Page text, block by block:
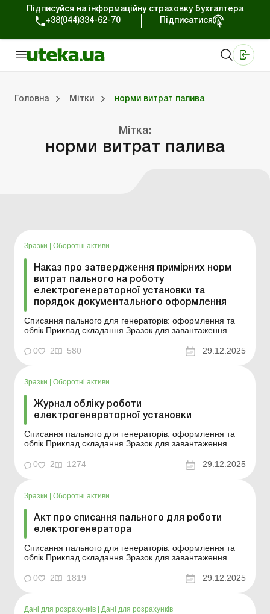
Підписуйся на інформаційну страховку бухгалтера
+38(044)334-62-70
Підписатися
Головна Мітки норми витрат палива
Мітка:
норми витрат палива
Зразки Оборотні активи
Наказ про затвердження примірних норм
витрат пального на роботу
електрогенераторної установки та
порядок документального оформлення
Списання пального для генераторів: оформлення та
облік Приклад складання Зразок для завантаження
0 2 580 29.12.2025
Зразки Оборотні активи
Журнал обліку роботи
електрогенераторної установки
Списання пального для генераторів: оформлення та
облік Приклад складання Зразок для завантаження
0 2 1274 29.12.2025
Зразки | Оборотні активи
Акт про списання пального для роботи
електрогенератора
Списання пального для генераторів: оформлення та
облік Приклад складання Зразок для завантаження
0 2 1819 29.12.2025
Дані для розрахунків | Дані для розрахунків